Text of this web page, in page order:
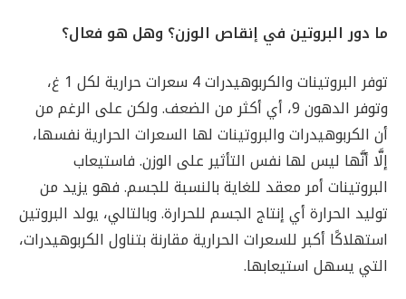
ما دور البروتين في إنقاص الوزن؟ وهل هو فعال؟
توفر البروتينات والكربوهيدرات 4 سعرات حرارية لكل 1 غ،
وتوفر الدهون 9، أي أكثر من الضعف. ولكن على الرغم من
أن الكربوهيدرات والبروتينات لها السعرات الحرارية نفسها،
إلَّا أنَّها ليس لها نفس التأثير على الوزن. فاستيعاب
البروتينات أمر معقد للغاية بالنسبة للجسم. فهو يزيد من
توليد الحرارة أي إنتاج الجسم للحرارة. وبالتالي، يولد البروتين
استهلاكًا أكبر للسعرات الحرارية مقارنة بتناول الكربوهيدرات،
التي يسهل استيعابها.